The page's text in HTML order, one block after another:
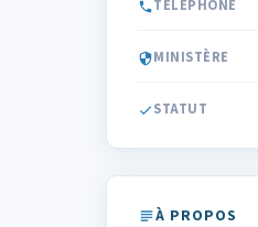
TÉLÉPHONE
MINISTÈRE
STATUT
À PROPOS